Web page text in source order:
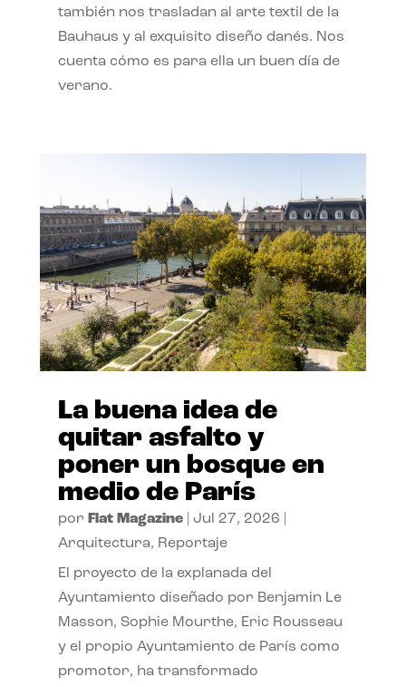
también nos trasladan al arte textil de la
Bauhaus y al exquisito diseño danés. Nos
cuenta cómo es para ella un buen día de
verano.
La buena idea de
quitar asfalto y
poner un bosque en
medio de París
por Flat Magazine| Jul 27, 2026
Arquitectura, Reportaje
El proyecto de la explanada del
Ayuntamiento diseñado por Benjamin Le
Masson, Sophie Mourthe, Eric Rousseau
y el propio Ayuntamiento de París como
promotor, ha transformado